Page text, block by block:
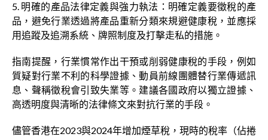
5. 明確的產品法律定義與強力執法：明確定義要徵稅的產
品，避免行業透過將產品重新分類來規避健康稅，並應採
用追蹤及追溯系統、牌照制度及打擊走私的措施。
指南提醒，行業慣常作出干預或削弱健康稅的手段，例如
質疑對行業不利的科學證據、動員前線團體替行業傳遞訊
息、聲稱徵稅會引致失業等。建議各國政府以獨立證據、
高透明度與清晰的法律條文來對抗行業的手段。
儘管香港在2023與2024年增加煙草稅，現時的稅率（佔捲